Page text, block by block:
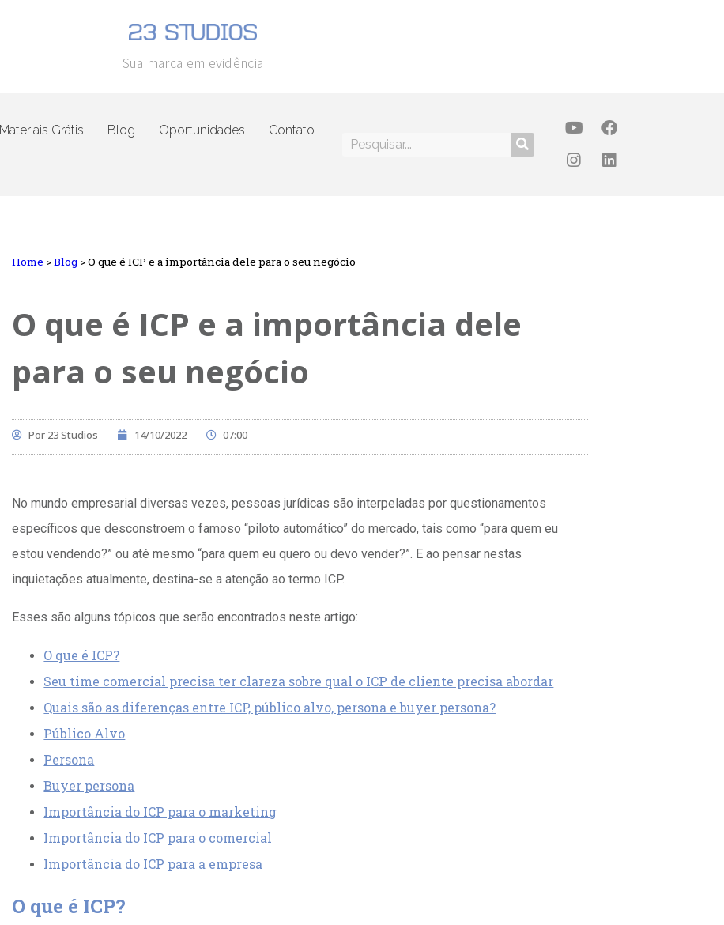
Sua marca em evidência
Materiais Grátis Blog Oportunidades Contato
Home >Blog >O que é ICP e a importância dele para o seu negócio
O que é ICP e a importância dele
para o seu negócio
Por 23 Studios 14/10/2022 07:00
No mundo empresarial diversas vezes, pessoas jurídicas são interpeladas por questionamentos
específicos que desconstroem o famoso “piloto automático” do mercado, tais como “para quem eu
estou vendendo?” ou até mesmo “para quem eu quero ou devo vender?”. E ao pensar nestas
inquietações atualmente, destina-se a atenção ao termo ICP.
Esses são alguns tópicos que serão encontrados neste artigo:
O que é ICP?
Seu time comercial precisa ter clareza sobre qual o ICP de cliente precisa abordar
Quais são as diferenças entre ICP, público alvo, persona e buyer persona?
Público Alvo
Persona
Buyer persona
Importância do ICP para o marketing
Importância do ICP para o comercial
Importância do ICP para a empresa
O que é ICP?